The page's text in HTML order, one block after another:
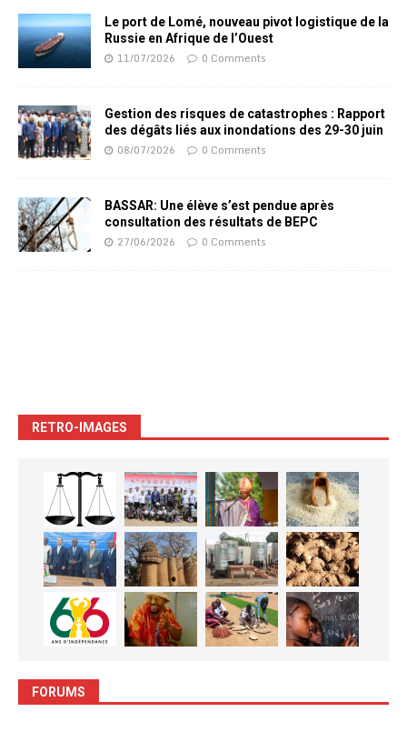
Le port de Lomé, nouveau pivot logistique de la
Russie en Afrique de l’Ouest
11/07/2026 0 Comments
Gestion des risques de catastrophes : Rapport
des dégâts liés aux inondations des 29-30 juin
08/07/2026 0 Comments
BASSAR: Une élève s’est pendue après
consultation des résultats de BEPC
27/06/2026 0 Comments
RETRO-IMAGES
FORUMS